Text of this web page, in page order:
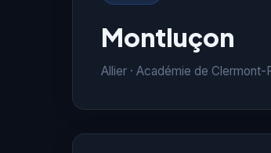
Montluçon
Allier · Académie de